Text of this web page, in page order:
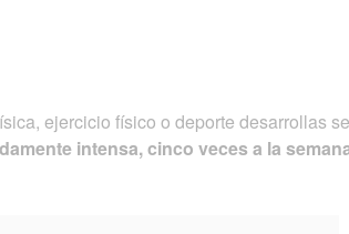
ejercicio físico o deporte desarrollas
intensa, cinco veces a la